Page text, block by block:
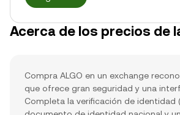
Acerca de los precios de
Compra ALGO en un exchange
que ofrece gran seguridad y una
Completa la verificación de identidad